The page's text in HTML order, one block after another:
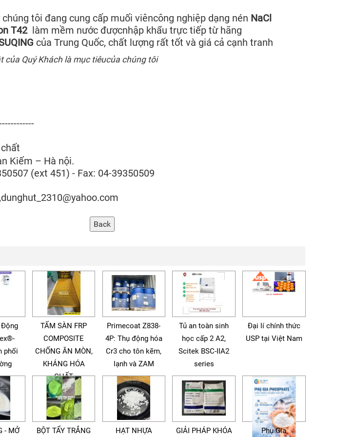
tôi đang cung cấp muối viêncông nghiệp dạng nén NaCl
T42làm mềm nước đượcnhập khẩu trực tiếp từ hãng
của Trung Quốc, chất lượng rất tốt và giá cả cạnh tranh
của Quý Khách là mục tiêucủa chúng tôi
Dũng(Mr)
Kiếm – Hà nội.
(ext 451) - Fax: 04-39350509
,dunghut_2310@yahoo.com
Động
phối
TẤM SÀN FRP
COMPOSITE
CHỐNG ĂN MÒN,
KHÁNG HÓA
CHẤT
Primecoat Z838-
4P: Thụ động hóa
Cr3 cho tôn kẽm,
lạnh và ZAM
Tủ an toàn sinh
học cấp 2 A2,
Scitek BSC-IIA2
series
Đại lí chính thức
USP tại Việt Nam
- MỞ BỘT TẨY TRẮNG HẠT NHỰA GIẢI PHÁP KHÓA Phụ Gia